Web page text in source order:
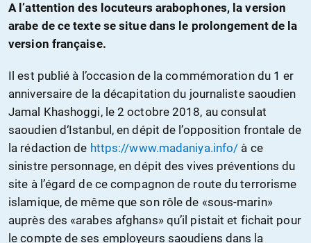
A l’attention des locuteurs arabophones, la version
arabe de ce texte se situe dans le prolongement de la
version française.
Il est publié à l’occasion de la commémoration du 1 er
anniversaire de la décapitation du journaliste saoudien
Jamal Khashoggi, le 2 octobre 2018, au consulat
saoudien d‘Istanbul, en dépit de l’opposition frontale de
la rédaction de https://www.madaniya.info/ à ce
sinistre personnage, en dépit des vives préventions du
site à l’égard de ce compagnon de route du terrorisme
islamique, de même que son rôle de «sous-marin»
auprès des «arabes afghans» qu’il pistait et fichait pour
le compte de ses employeurs saoudiens dans la